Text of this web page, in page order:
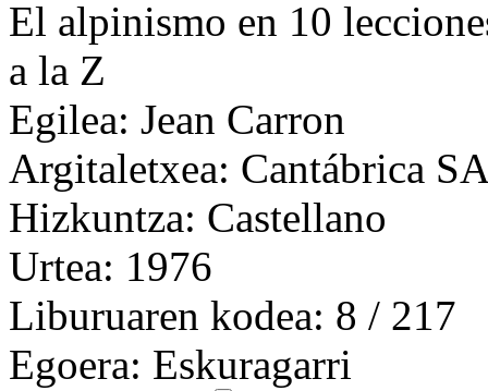
El alpinismo en 10
a la Z
Egilea: Jean Carron
Argitaletxea: Cantábrica
Hizkuntza: Castellano
Urtea: 1976
Liburuaren kodea: 8 / 217
Egoera: Eskuragarri